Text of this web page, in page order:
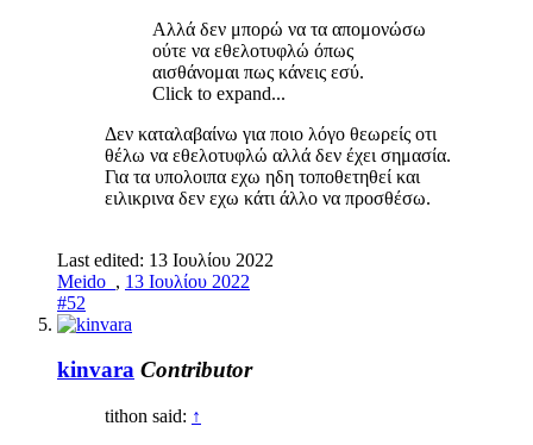
Αλλά δεν μπορώ να τα απομονώσω
ούτε να εθελοτυφλώ όπως
αισθάνομαι πως κάνεις εσύ.
Click to expand...
Δεν καταλαβαίνω για ποιο λόγο θεωρείς οτι
θέλω να εθελοτυφλώ αλλά δεν έχει σημασία.
Για τα υπολοιπα εχω ηδη τοποθετηθεί και
ειλικρινα δεν εχω κάτι άλλο να προσθέσω.
Last edited: 13 Ιουλίου 2022
Meido_ , 13 Ιουλίου 2022
#52
kinvara Contributor
tithon said: ↑